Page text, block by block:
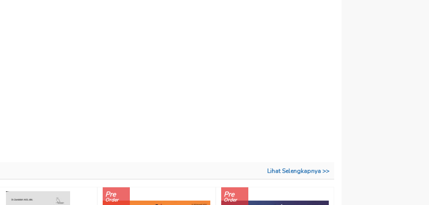
Lihat Selengkapnya >>
Pre
Order
Pre
Order